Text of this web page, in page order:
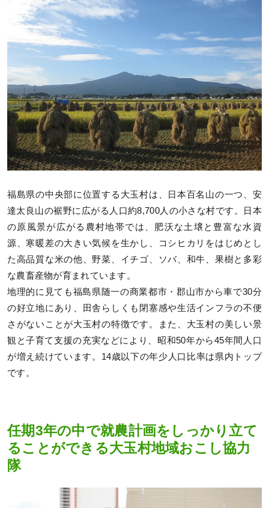
福島県の中央部に位置する大玉村は、日本百名山の一つ、安
達太良山の裾野に広がる人口約8,700人の小さな村です。日本
の原風景が広がる農村地帯では、肥沃な土壌と豊富な水資
源、寒暖差の大きい気候を生かし、コシヒカリをはじめとし
た高品質な米の他、野菜、イチゴ、ソバ、和牛、果樹と多彩
な農畜産物が育まれています。
地理的に見ても福島県随一の商業都市・郡山市から車で30分
の好立地にあり、田舎らしくも閉塞感や生活インフラの不便
さがないことが大玉村の特徴です。また、大玉村の美しい景
観と子育て支援の充実などにより、昭和50年から45年間人口
が増え続けています。14歳以下の年少人口比率は県内トップ
です。
任期3年の中で就農計画をしっかり立て
ることができる大玉村地域おこし協力
隊